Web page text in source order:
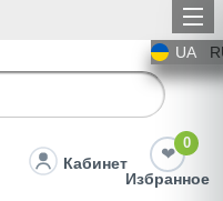
UA
Кабинет
0
Избранное